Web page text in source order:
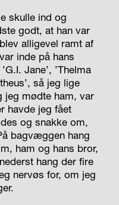
skulle ind og
godt, at han var
alligevel ramt af
inde på hans
Jane’, ’Thelma
så jeg lige
jeg mødte ham, var
havde jeg fået
og snakke om,
bagvæggen hang
ham og hans bror,
hang der fire
nervøs for, om jeg